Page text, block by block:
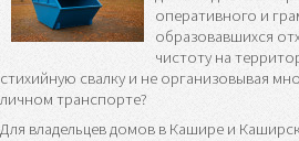
оперативного и
образовавшихся
чистоту на
стихийную свалку и не организовывая
личном транспорте?
Для владельцев домов в Кашире и